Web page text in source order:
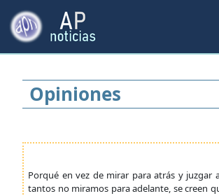
Opiniones
Porqué en vez de mirar para atrás y juzgar
tantos no miramos para adelante, se creen